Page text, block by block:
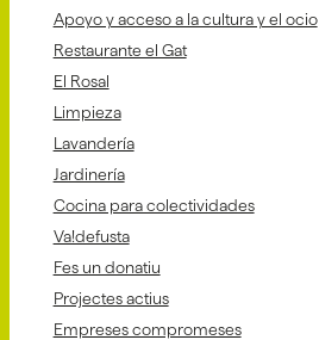
Apoyo y acceso a la cultura y el ocio
Restaurante el Gat
El Rosal
Limpieza
Lavandería
Jardinería
Cocina para colectividades
Va!defusta
Fes un donatiu
Projectes actius
Empreses compromeses